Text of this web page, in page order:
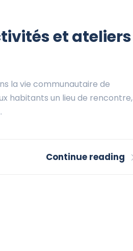
et ateliers
la vie communautaire de
habitants un lieu de rencontre,
Continue reading